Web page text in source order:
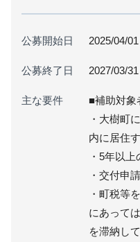
公募開始日 2025/04/01
公募終了日 2027/03/31
主な要件
■補助対象
・大樹町
内に居住
・5年以
・交付申
・町税等
にあって
を滞納し